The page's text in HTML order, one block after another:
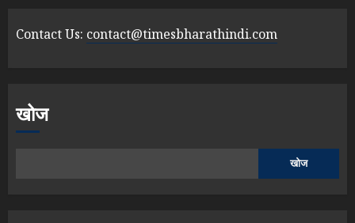
Contact Us: contact@timesbharathindi.com
खोज
खोज